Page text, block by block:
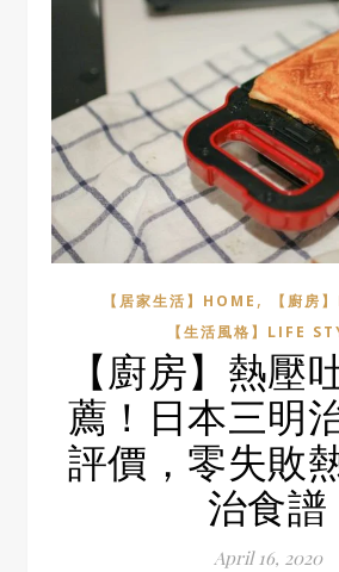
【居家生活】HOME , 【廚房
【生活風格】LIFE
【廚房】熱壓
薦！日本三明
評價，零失敗
治食譜
April 16, 2020